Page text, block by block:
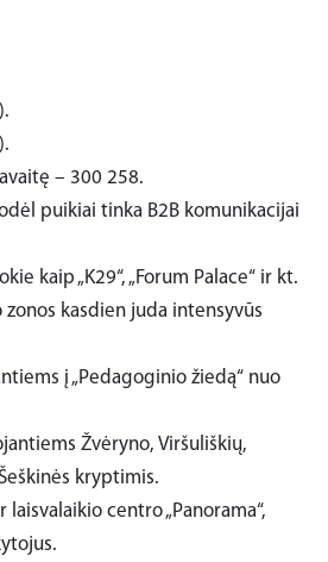
– 300 258.
puikiai tinka B2B komunikacijai
kaip „K29“, „Forum Palace“ ir kt.
kasdien juda intensyvūs
į „Pedagoginio žiedą“ nuo
Žvėryno, Viršuliškių,
kryptimis.
centro „Panorama“,